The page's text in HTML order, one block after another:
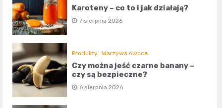
Karoteny – co to i jak działają?
7 sierpnia 2026
Produkty Warzywa owoce
Czy można jeść czarne banany –
czy są bezpieczne?
6 sierpnia 2026